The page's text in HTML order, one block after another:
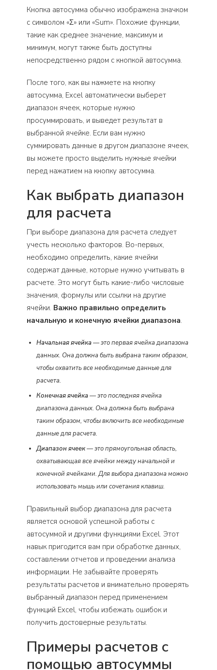
Кнопка автосумма обычно изображена значком
с символом «Σ» или «Sum». Похожие функции,
такие как среднее значение, максимум и
минимум, могут также быть доступны
непосредственно рядом с кнопкой автосумма.
После того, как вы нажмете на кнопку
автосумма, Excel автоматически выберет
диапазон ячеек, которые нужно
просуммировать, и выведет результат в
выбранной ячейке. Если вам нужно
суммировать данные в другом диапазоне ячеек,
вы можете просто выделить нужные ячейки
перед нажатием на кнопку автосумма.
Как выбрать диапазон
для расчета
При выборе диапазона для расчета следует
учесть несколько факторов. Во-первых,
необходимо определить, какие ячейки
содержат данные, которые нужно учитывать в
расчете. Это могут быть какие-либо числовые
значения, формулы или ссылки на другие
ячейки. Важно правильно определить
начальную и конечную ячейки диапазона.
Начальная ячейка— это первая ячейка диапазона
данных. Она должна быть выбрана таким образом,
чтобы охватить все необходимые данные для
расчета.
Конечная ячейка— это последняя ячейка
диапазона данных. Она должна быть выбрана
таким образом, чтобы включить все необходимые
данные для расчета.
Диапазон ячеек— это прямоугольная область,
охватывающая все ячейки между начальной и
конечной ячейками. Для выбора диапазона можно
использовать мышь или сочетания клавиш.
Правильный выбор диапазона для расчета
является основой успешной работы с
автосуммой и другими функциями Excel. Этот
навык пригодится вам при обработке данных,
составлении отчетов и проведении анализа
информации. Не забывайте проверять
результаты расчетов и внимательно проверять
выбранный диапазон перед применением
функций Excel, чтобы избежать ошибок и
получить достоверные результаты.
Примеры расчетов с
помощью автосуммы